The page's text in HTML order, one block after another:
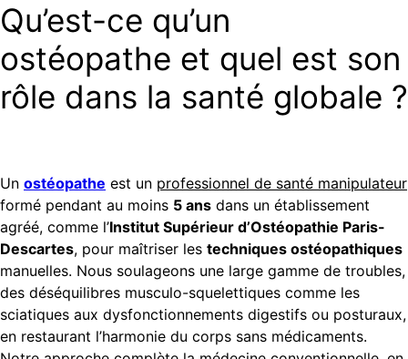
Qu’est-ce qu’un
ostéopathe et quel est son
rôle dans la santé globale ?
Un ostéopathe est un professionnel de santé manipulateur
formé pendant au moins 5 ans dans un établissement
agréé, comme l’Institut Supérieur d’Ostéopathie Paris-
Descartes, pour maîtriser les techniques ostéopathiques
manuelles. Nous soulageons une large gamme de troubles,
des déséquilibres musculo-squelettiques comme les
sciatiques aux dysfonctionnements digestifs ou posturaux,
en restaurant l’harmonie du corps sans médicaments.